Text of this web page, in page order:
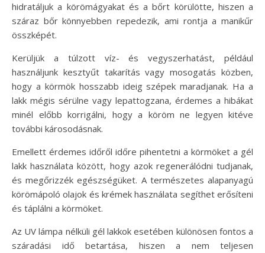
hidratáljuk a körömágyakat és a bőrt körülötte, hiszen a
száraz bőr könnyebben repedezik, ami rontja a manikűr
összképét.
Kerüljük a túlzott víz- és vegyszerhatást, például
használjunk kesztyűt takarítás vagy mosogatás közben,
hogy a körmök hosszabb ideig szépek maradjanak. Ha a
lakk mégis sérülne vagy lepattogzana, érdemes a hibákat
minél előbb korrigálni, hogy a köröm ne legyen kitéve
további károsodásnak.
Emellett érdemes időről időre pihentetni a körmöket a gél
lakk használata között, hogy azok regenerálódni tudjanak,
és megőrizzék egészségüket. A természetes alapanyagú
körömápoló olajok és krémek használata segíthet erősíteni
és táplálni a körmöket.
Az UV lámpa nélküli gél lakkok esetében különösen fontos a
száradási idő betartása, hiszen a nem teljesen